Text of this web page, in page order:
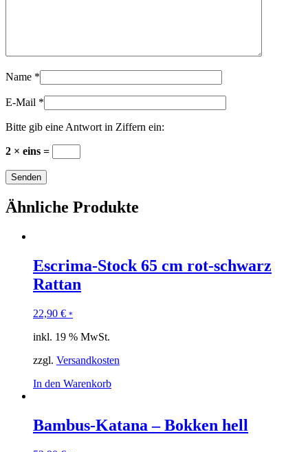
Name *
E-Mail *
Bitte gib eine Antwort in Ziffern ein:
2 × eins =
Ähnliche Produkte
Escrima-Stock 65 cm rot-schwarz
Rattan
22,90 € *
inkl. 19 % MwSt.
zzgl. Versandkosten
In den Warenkorb
Bambus-Katana – Bokken hell